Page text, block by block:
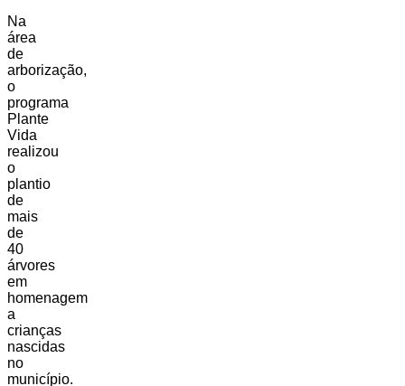
Na
área
de
arborização,
o
programa
Plante
Vida
realizou
o
plantio
de
mais
de
40
árvores
em
homenagem
a
crianças
nascidas
no
município.